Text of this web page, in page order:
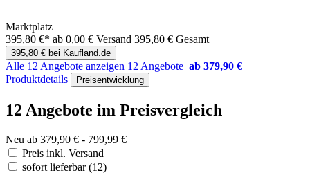
Marktplatz
395,80 €* ab 0,00 € Versand 395,80 € Gesamt
395,80 € bei Kaufland.de
Alle 12 Angebote anzeigen 12 Angebote ab 379,90 €
Produktdetails
Preisentwicklung
12 Angebote im Preisvergleich
Neu ab 379,90 € - 799,99 €
Preis inkl. Versand
sofort lieferbar(12)